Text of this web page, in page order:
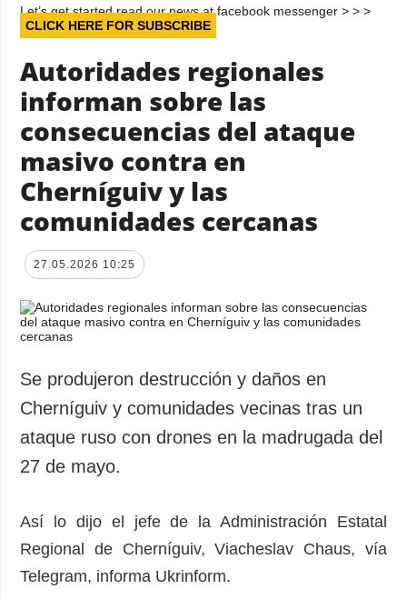
Let’s get started read our news at facebook messenger > > >
CLICK HERE FOR SUBSCRIBE
Autoridades regionales
informan sobre las
consecuencias del ataque
masivo contra en
Cherníguiv y las
comunidades cercanas
27.05.2026 10:25
Se produjeron destrucción y daños en
Cherníguiv y comunidades vecinas tras un
ataque ruso con drones en la madrugada del
27 de mayo.
Así lo dijo el jefe de la Administración Estatal
Regional de Cherníguiv, Viacheslav Chaus, vía
Telegram, informa Ukrinform.